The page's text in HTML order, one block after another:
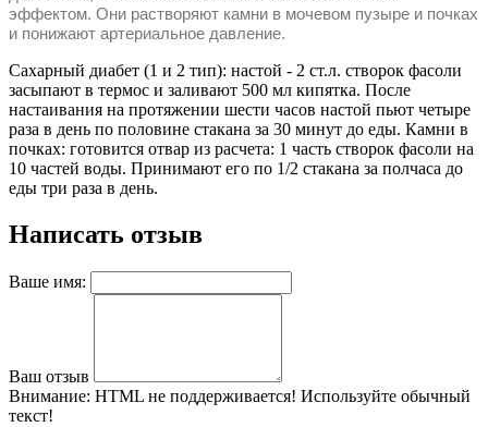
эффектом. Они растворяют камни в мочевом пузыре и почках
и понижают артериальное давление.
Сахарный диабет (1 и 2 тип): настой - 2 ст.л. створок фасоли
засыпают в термос и заливают 500 мл кипятка. После
настаивания на протяжении шести часов настой пьют четыре
раза в день по половине стакана за 30 минут до еды. Камни в
почках: готовится отвар из расчета: 1 часть створок фасоли на
10 частей воды. Принимают его по 1/2 стакана за полчаса до
еды три раза в день.
Написать отзыв
Ваше имя:
Ваш отзыв
Внимание: HTML не поддерживается! Используйте обычный
текст!